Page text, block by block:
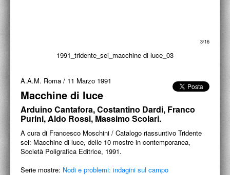
LABORATORI DI PROGETTAZIONE
PROGETTI D'OPERA
PROGETTI CULTURALI
PROGETTO T.E.S.I.
1991_tridente_sei_macchine di luce_03
A.A.M. Roma / 11 Marzo 1991
Macchine di luce
Arduino Cantafora, Costantino Dardi, Franco
Purini, Aldo Rossi, Massimo Scolari.
A cura di Francesco Moschini / Catalogo riassuntivo Tridente
sei: Macchine di luce, delle 10 mostre in contemporanea,
Società Poligrafica Editrice, 1991.
Serie mostre: Nodi e problemi: indagini sul campo